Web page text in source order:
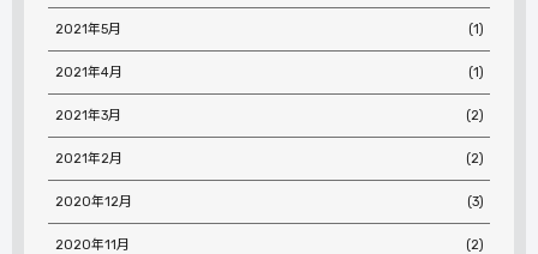
2021年5月 (1)
2021年4月 (1)
2021年3月 (2)
2021年2月 (2)
2020年12月 (3)
2020年11月 (2)